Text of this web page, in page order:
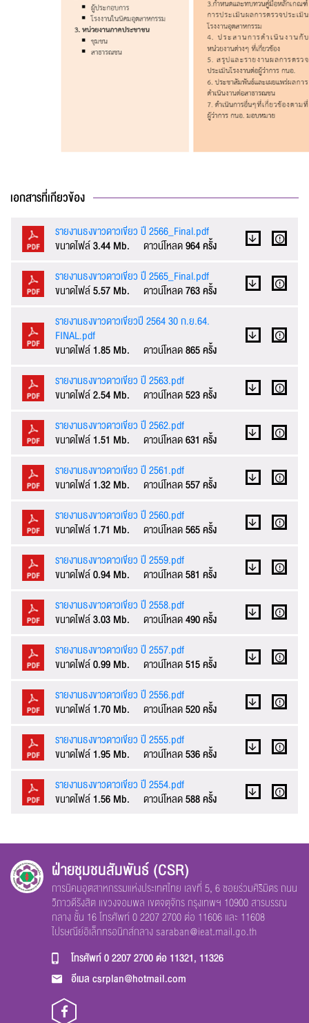
เอกสารที่เกียวข้อง
รายงานธงขาวดาวเขียว ปี 2566_Final.pdf
ขนาดไฟล์3.44 Mb. ดาวน์โหลด964 ครั้ง
รายงานธงขาวดาวเขียว ปี 2565_Final.pdf
ขนาดไฟล์5.57 Mb. ดาวน์โหลด763 ครั้ง
รายงานธงขาวดาวเขียวปี 2564 30 ก.ย.64.
FINAL.pdf
ขนาดไฟล์1.85 Mb. ดาวน์โหลด865 ครั้ง
รายงานธงขาวดาวเขียว ปี 2563.pdf
ขนาดไฟล์2.54 Mb. ดาวน์โหลด523 ครั้ง
รายงานธงขาวดาวเขียว ปี 2562.pdf
ขนาดไฟล์1.51 Mb. ดาวน์โหลด631 ครั้ง
รายงานธงขาวดาวเขียว ปี 2561.pdf
ขนาดไฟล์1.32 Mb. ดาวน์โหลด557 ครั้ง
รายงานธงขาวดาวเขียว ปี 2560.pdf
ขนาดไฟล์1.71 Mb. ดาวน์โหลด565 ครั้ง
รายงานธงขาวดาวเขียว ปี 2559.pdf
ขนาดไฟล์0.94 Mb. ดาวน์โหลด581 ครั้ง
รายงานธงขาวดาวเขียว ปี 2558.pdf
ขนาดไฟล์3.03 Mb. ดาวน์โหลด490 ครั้ง
รายงานธงขาวดาวเขียว ปี 2557.pdf
ขนาดไฟล์0.99 Mb. ดาวน์โหลด515 ครั้ง
รายงานธงขาวดาวเขียว ปี 2556.pdf
ขนาดไฟล์1.70 Mb. ดาวน์โหลด520 ครั้ง
รายงานธงขาวดาวเขียว ปี 2555.pdf
ขนาดไฟล์1.95 Mb. ดาวน์โหลด536 ครั้ง
รายงานธงขาวดาวเขียว ปี 2554.pdf
ขนาดไฟล์1.56 Mb. ดาวน์โหลด588 ครั้ง
ข้อความ* :
ส่งข้อความ ล้างข้อมูล
ระบบได้ทำรับเรื่องแล้ว
ขอบคุณสำหรับการแจ้งข้อผิดพลาด
ทางหน่วยงานจะรีบ
ทำการแก้ไข และปรับปรุงเพื่อกาให้บริการที่ดีขึ้น
ฝ่ายชุมชนสัมพันธ์ (CSR)
การนิคมอุตสาหกรรมแห่งประเทศไทย เลขที่ 5, 6 ซอยร่วมศิริมิตร ถนน
วิภาวดีรังสิต แขวงจอมพล เขตจตุจักร กรุงเทพฯ 10900 สารบรรณ
กลาง ชั้น 16 โทรศัพท์ 0 2207 2700 ต่อ 11606 และ 11608
ไปรษณีย์อิเล็กทรอนิกส์กลางsaraban@ieat.mail.go.th
โทรศัพท์0 2207 2700 ต่อ 11321, 11326
อีเมลcsrplan@hotmail.com